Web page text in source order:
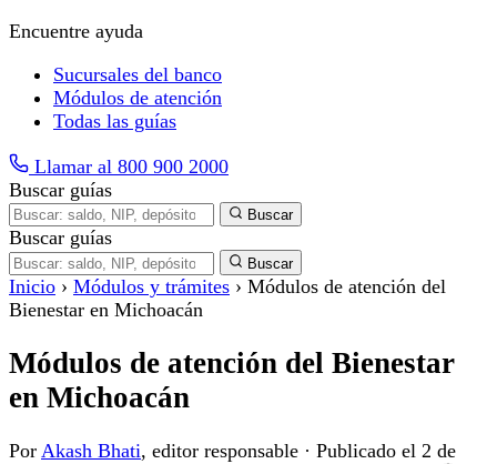
Encuentre ayuda
Sucursales del banco
Módulos de atención
Todas las guías
Llamar al 800 900 2000
Buscar guías
Buscar
Buscar guías
Buscar
Inicio › Módulos y trámites › Módulos de atención del
Bienestar en Michoacán
Módulos de atención del Bienestar
en Michoacán
Por Akash Bhati, editor responsable · Publicado el 2 de